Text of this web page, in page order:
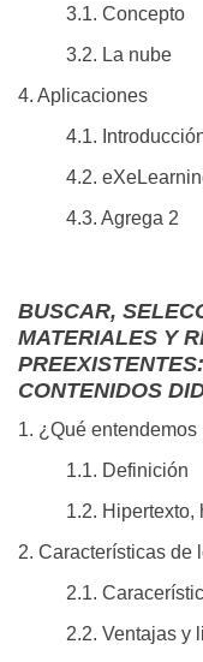
3.1. Concepto
3.2. La nube
4. Aplicaciones
4.1.
4.2.
4.3. Agrega 2
BUSCAR,
MATERIALES Y
CONTENIDOS
1. ¿Qué
1.1. Definición
1.2. Hipertexto,
2. Características de
2.1.
2.2. Ventajas y